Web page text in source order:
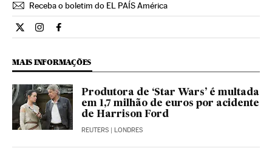
Receba o boletim do EL PAÍS América
Cultura El País Brasil en Twitter
Cultura El País Brasil en Instagram
Cultura El País Brasil en Facebook
MAIS INFORMAÇÕES
Produtora de ‘Star Wars’ é multada
em 1,7 milhão de euros por acidente
de Harrison Ford
REUTERS | LONDRES